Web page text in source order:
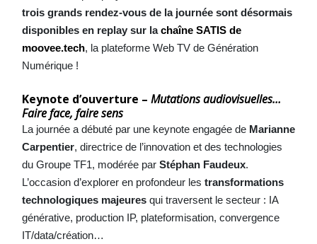
trois grands rendez-vous de la journée sont désormais
disponibles en replay sur lachaîne SATIS de
moovee.tech, la plateforme Web TV de Génération
Numérique !
Keynote d’ouverture – Mutations audiovisuelles…
Faire face, faire sens
La journée a débuté par une keynote engagée de Marianne
Carpentier, directrice de l’innovation et des technologies
du Groupe TF1, modérée par Stéphan Faudeux.
L’occasion d’explorer en profondeur les transformations
technologiques majeuresqui traversent le secteur : IA
générative, production IP, plateformisation, convergence
IT/data/création…